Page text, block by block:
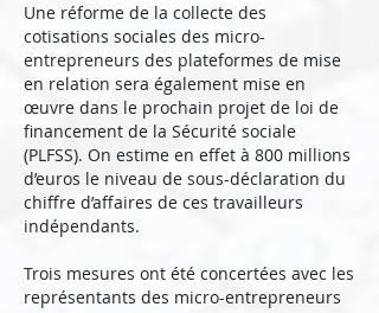
Une réforme de la collecte des
cotisations sociales des micro-
entrepreneurs des plateformes de mise
en relation sera également mise en
œuvre dans le prochain projet de loi de
financement de la Sécurité sociale
(PLFSS). On estime en effet à 800 millions
d’euros le niveau de sous-déclaration du
chiffre d’affaires de ces travailleurs
indépendants.
Trois mesures ont été concertées avec les
représentants des micro-entrepreneurs